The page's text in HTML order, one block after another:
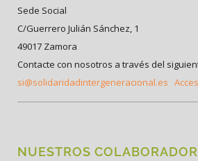
Sede Social
C/Guerrero Julián Sánchez, 1
49017 Zamora
Contacte con nosotros a través del
si@solidaridadintergeneracional.es
NUESTROS